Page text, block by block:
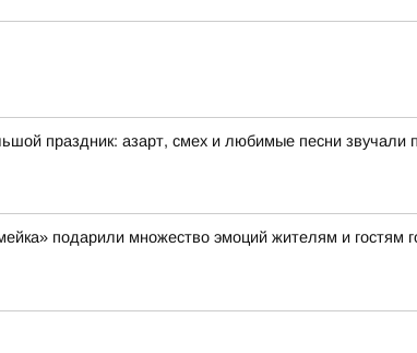
праздник: азарт, смех и любимые песни звучали
подарили множество эмоций жителям и гостям